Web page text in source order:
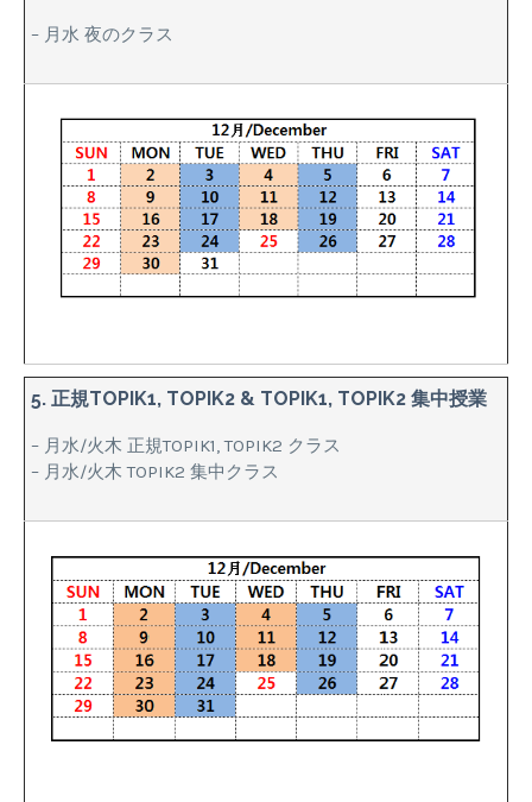
– 月水 夜のクラス
5. 正規TOPIK1, TOPIK2 & TOPIK1, TOPIK2 集中授業
– 月水/火木 正規TOPIK1, TOPIK2 クラス
– 月水/火木 TOPIK2 集中クラス